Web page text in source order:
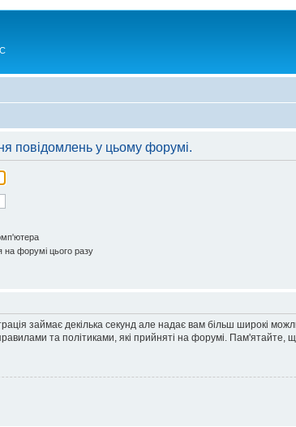
повідомлень у цьому форумі.
форумі цього разу
займає декілька секунд але надає вам більш широкі
та політиками, які прийняті на форумі.